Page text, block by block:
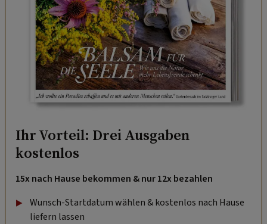
Ihr Vorteil: Drei Ausgaben
kostenlos
15x nach Hause bekommen & nur 12x bezahlen
Wunsch-Startdatum wählen & kostenlos nach Hause
liefern lassen